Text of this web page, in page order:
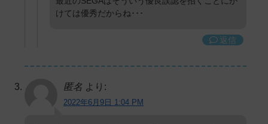
けては優秀だからね･･･
返信
匿名 より:
2022年6月9日 1:04 PM